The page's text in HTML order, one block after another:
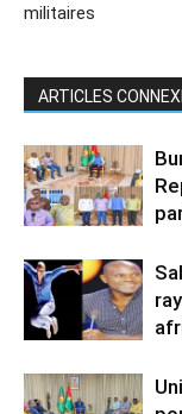
militaires
ARTICLES